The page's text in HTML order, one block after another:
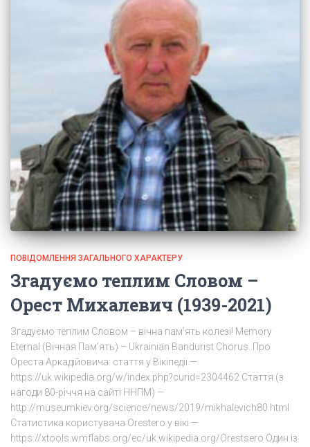
ПОВІДОМЛЕННЯ ЗАГАЛЬНОГО ХАРАКТЕРУ
Згадуємо теплим Словом –
Орест Михалевич (1939-2021)
Згадуємо теплим Словом – вічна пам’ять колезі! Memory
Eternal (Вічная Пам’ять) – Ukrainian Bandurist Chorus. Про
Ореста Аркадійовича: стаття у Вікіпедії —
https://uk.wikipedia.org/w/index.php?curid=2304462 Cтаття (з
нагоди 80-річчя на сайті ННПМ) —
http://museumkiev.org/science/news/2019/mikhalevich80.html
Cтатистика користувача Orestero у вікі —
https://xtools.wmflabs.org/ec/uk.wikipedia.org/Orestsero Один із